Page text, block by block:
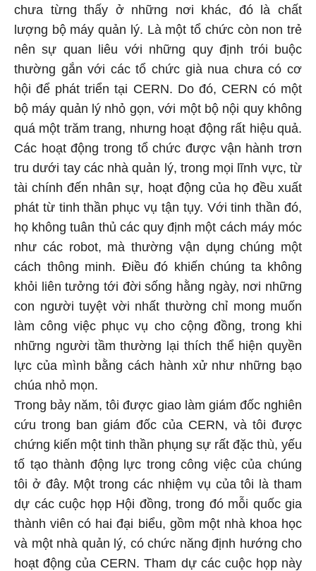
chưa từng thấy ở những nơi khác, đó là chất
lượng bộ máy quản lý. Là một tổ chức còn non trẻ
nên sự quan liêu với những quy định trói buộc
thường gắn với các tổ chức già nua chưa có cơ
hội để phát triển tại CERN. Do đó, CERN có một
bộ máy quản lý nhỏ gọn, với một bộ nội quy không
quá một trăm trang, nhưng hoạt động rất hiệu quả.
Các hoạt động trong tổ chức được vận hành trơn
tru dưới tay các nhà quản lý, trong mọi lĩnh vực, từ
tài chính đến nhân sự, hoạt động của họ đều xuất
phát từ tinh thần phục vụ tận tụy. Với tinh thần đó,
họ không tuân thủ các quy định một cách máy móc
như các robot, mà thường vận dụng chúng một
cách thông minh. Điều đó khiến chúng ta không
khỏi liên tưởng tới đời sống hằng ngày, nơi những
con người tuyệt vời nhất thường chỉ mong muốn
làm công việc phục vụ cho cộng đồng, trong khi
những người tầm thường lại thích thể hiện quyền
lực của mình bằng cách hành xử như những bạo
chúa nhỏ mọn.
Trong bảy năm, tôi được giao làm giám đốc nghiên
cứu trong ban giám đốc của CERN, và tôi được
chứng kiến một tinh thần phụng sự rất đặc thù, yếu
tố tạo thành động lực trong công việc của chúng
tôi ở đây. Một trong các nhiệm vụ của tôi là tham
dự các cuộc họp Hội đồng, trong đó mỗi quốc gia
thành viên có hai đại biểu, gồm một nhà khoa học
và một nhà quản lý, có chức năng định hướng cho
hoạt động của CERN. Tham dự các cuộc họp này